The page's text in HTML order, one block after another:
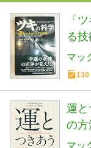
「
る
マッ
130
運と
の方
マッ